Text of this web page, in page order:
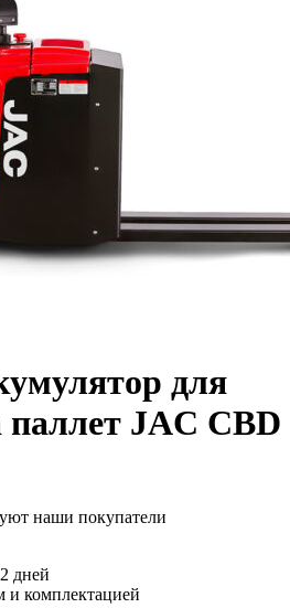
для
паллет JAC CBD
наши покупатели
дней
комплектацией